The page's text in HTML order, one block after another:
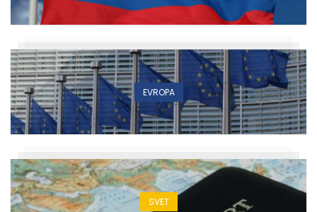
EVROPA
SVET